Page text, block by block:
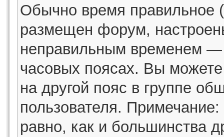
Обычно время правильное
размещен форум,
неправильным временем —
часовых поясах. Вы
на другой пояс в группе
пользователя.
равно, как и большинства